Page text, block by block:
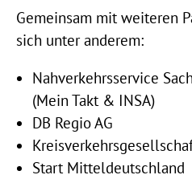
Gemeinsam mit weiteren
sich unter anderem:
Nahverkehrsservice
(Mein Takt & INSA)
DB Regio AG
Start Mitteldeutschland